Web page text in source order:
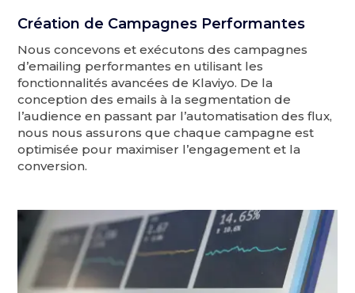
Création de Campagnes Performantes
Nous concevons et exécutons des campagnes
d’emailing performantes en utilisant les
fonctionnalités avancées de Klaviyo. De la
conception des emails à la segmentation de
l’audience en passant par l’automatisation des flux,
nous nous assurons que chaque campagne est
optimisée pour maximiser l’engagement et la
conversion.